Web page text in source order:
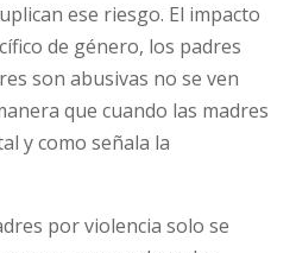
ese riesgo. El impacto
de género, los padres
son abusivas no se ven
que cuando las madres
y como señala la
por violencia solo se